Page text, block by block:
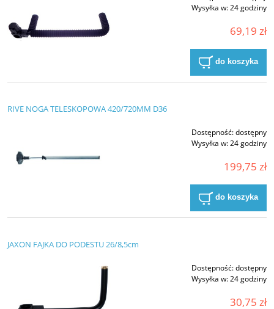
Wysyłka w:24 godziny
69,19 zł
do koszyka
RIVE NOGA TELESKOPOWA 420/720MM D36
Dostępność:dostępny
Wysyłka w:24 godziny
199,75 zł
do koszyka
JAXON FAJKA DO PODESTU 26/8,5cm
Dostępność:dostępny
Wysyłka w:24 godziny
30,75 zł